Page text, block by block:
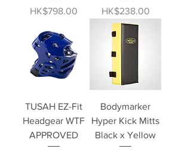
價格
HK$798.00 價格
HK$238.00
TUSAH EZ-Fit
Headgear WTF
APPROVED
Bodymarker
Hyper Kick Mitts
Black x Yellow